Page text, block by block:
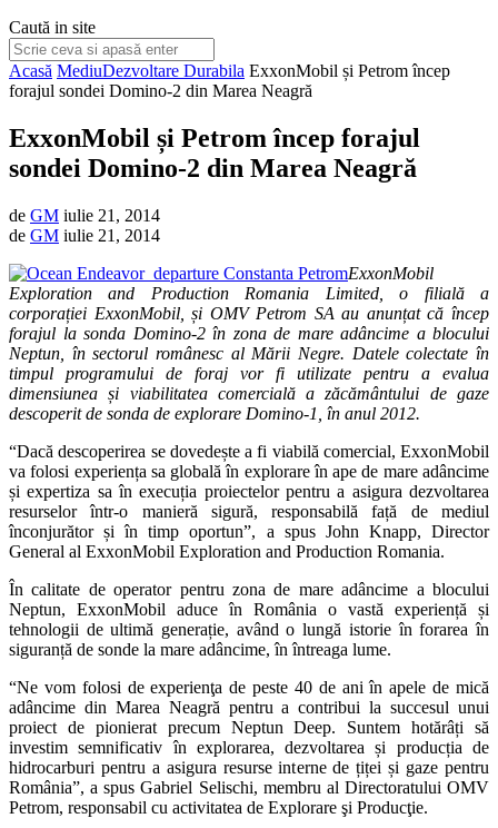
Caută in site
Acasă MediuDezvoltare Durabila ExxonMobil și Petrom încep
forajul sondei Domino-2 din Marea Neagră
ExxonMobil și Petrom încep forajul
sondei Domino-2 din Marea Neagră
de GM iulie 21, 2014
de GM iulie 21, 2014
ExxonMobil
Exploration and Production Romania Limited, o filială a
corporației ExxonMobil, și OMV Petrom SA au anunțat că încep
forajul la sonda Domino-2 în zona de mare adâncime a blocului
Neptun, în sectorul românesc al Mării Negre. Datele colectate în
timpul programului de foraj vor fi utilizate pentru a evalua
dimensiunea și viabilitatea comercială a zăcământului de gaze
descoperit de sonda de explorare Domino-1, în anul 2012.
“Dacă descoperirea se dovedește a fi viabilă comercial, ExxonMobil
va folosi experiența sa globală în explorare în ape de mare adâncime
și expertiza sa în execuția proiectelor pentru a asigura dezvoltarea
resurselor într-o manieră sigură, responsabilă față de mediul
înconjurător și în timp oportun”, a spus John Knapp, Director
General al ExxonMobil Exploration and Production Romania.
În calitate de operator pentru zona de mare adâncime a blocului
Neptun, ExxonMobil aduce în România o vastă experiență și
tehnologii de ultimă generație, având o lungă istorie în forarea în
siguranță de sonde la mare adâncime, în întreaga lume.
“Ne vom folosi de experienţa de peste 40 de ani în apele de mică
adâncime din Marea Neagră pentru a contribui la succesul unui
proiect de pionierat precum Neptun Deep. Suntem hotărâți să
investim semnificativ în explorarea, dezvoltarea și producția de
hidrocarburi pentru a asigura resurse interne de țiței și gaze pentru
România”, a spus Gabriel Selischi, membru al Directoratului OMV
Petrom, responsabil cu activitatea de Explorare şi Producţie.